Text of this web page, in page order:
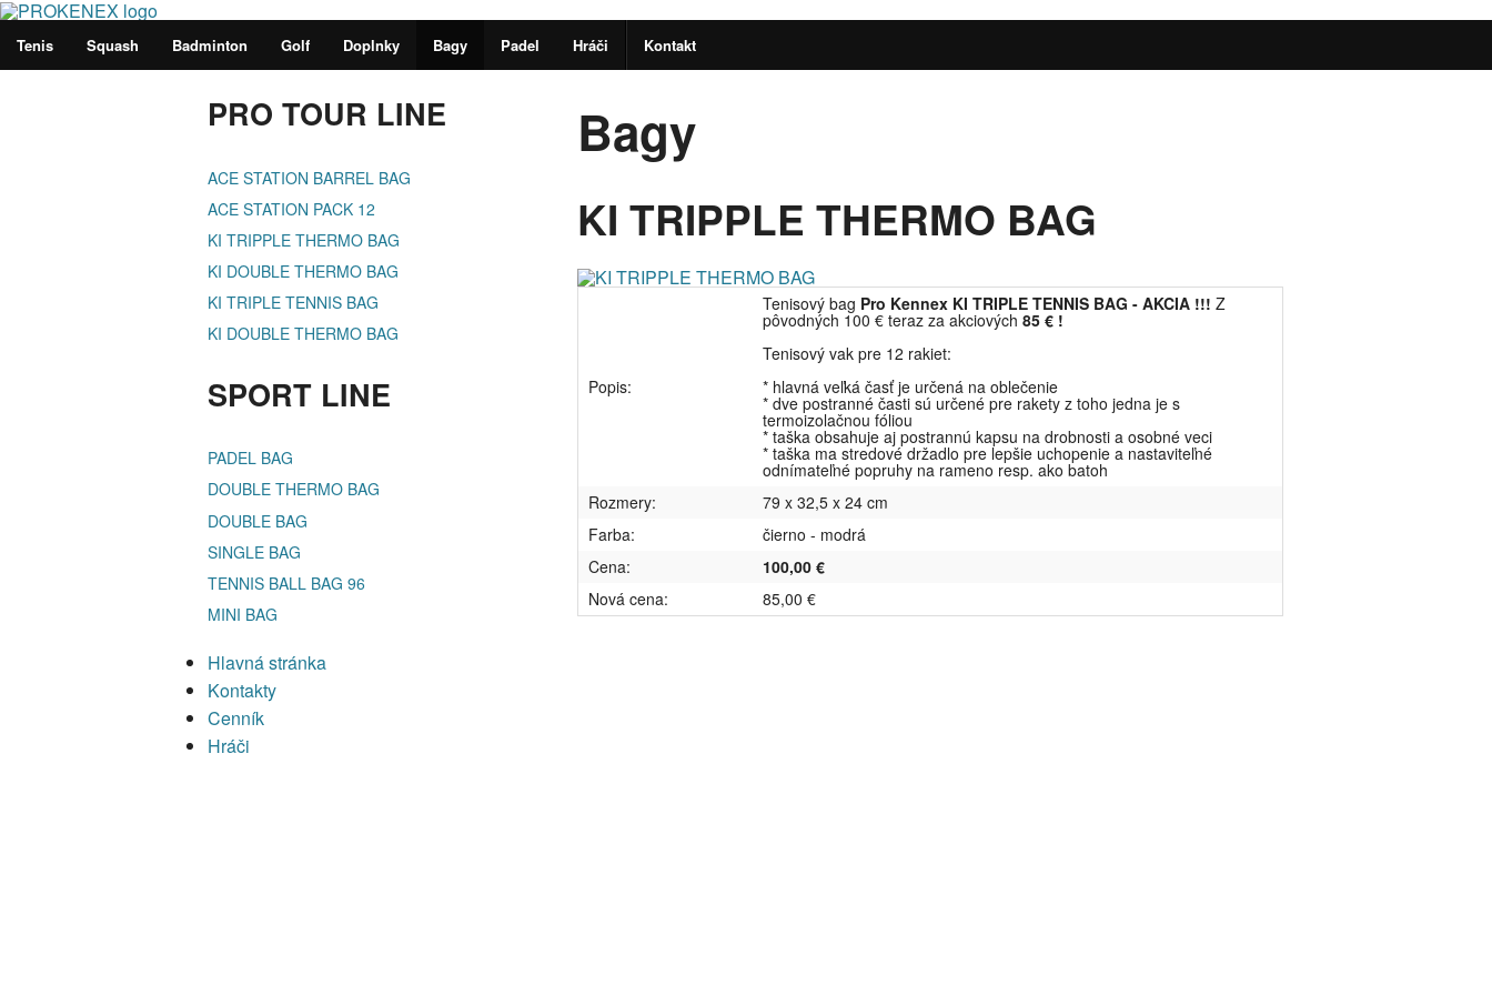
Tenis Squash Badminton Golf Doplnky Bagy Padel Hráči Kontakt
Bagy
KI TRIPPLE THERMO BAG
Popis:
Tenisový bag Pro Kennex KI TRIPLE TENNIS BAG - AKCIA !!! Z
pôvodných 100 € teraz za akciových85 € !
Tenisový vak pre 12 rakiet:
* hlavná veľká časť je určená na oblečenie
* dve postranné časti sú určené pre rakety z toho jedna je s
termoizolačnou fóliou
* taška obsahuje aj postrannú kapsu na drobnosti a osobné veci
* taška ma stredové držadlo pre lepšie uchopenie a nastaviteľné
odnímateľné popruhy na rameno resp. ako batoh
Rozmery:
79 x 32,5 x 24 cm
Farba:
čierno - modrá
Cena:
100,00 €
Nová cena:
85,00 €
PRO TOUR LINE
ACE STATION BARREL BAG
ACE STATION PACK 12
KI TRIPPLE THERMO BAG
KI DOUBLE THERMO BAG
KI TRIPLE TENNIS BAG
KI DOUBLE THERMO BAG
SPORT LINE
PADEL BAG
DOUBLE THERMO BAG
DOUBLE BAG
SINGLE BAG
TENNIS BALL BAG 96
MINI BAG
Hlavná stránka
Kontakty
Cenník
Hráči